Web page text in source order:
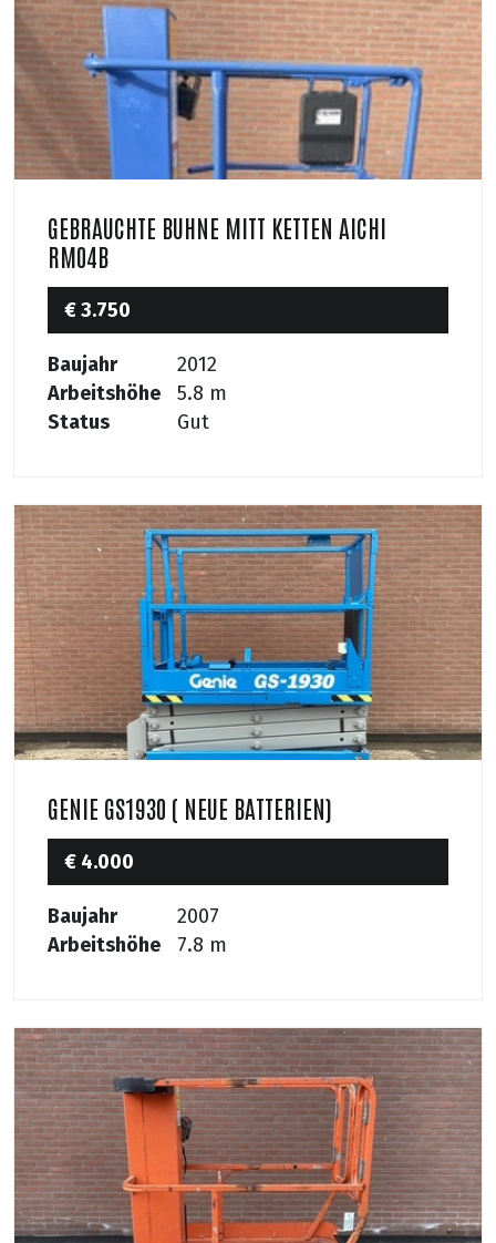
GEBRAUCHTE BUHNE MITT KETTEN AICHI
RM04B
€ 3.750
Baujahr
2012
Arbeitshöhe
5.8 m
Status
Gut
GENIE GS1930 ( NEUE BATTERIEN)
€ 4.000
Baujahr
2007
Arbeitshöhe
7.8 m